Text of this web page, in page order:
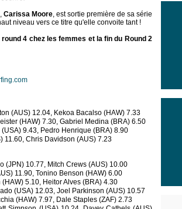
Carissa Moore, est sortie première de sa série
niveau vers ce titre qu'elle convoite tant !
round 4 chez les femmes et la fin du Round 2
(AUS) 12.04, Kekoa Bacalso (HAW) 7.33
(HAW) 7.30, Gabriel Medina (BRA) 6.50
9.43, Pedro Henrique (BRA) 8.90
11.60, Chris Davidson (AUS) 7.23
(JPN) 10.77, Mitch Crews (AUS) 10.00
11.90, Tonino Benson (HAW) 6.00
5.10, Heitor Alves (BRA) 4.30
(USA) 12.03, Joel Parkinson (AUS) 10.57
(HAW) 7.97, Dale Staples (ZAF) 2.73